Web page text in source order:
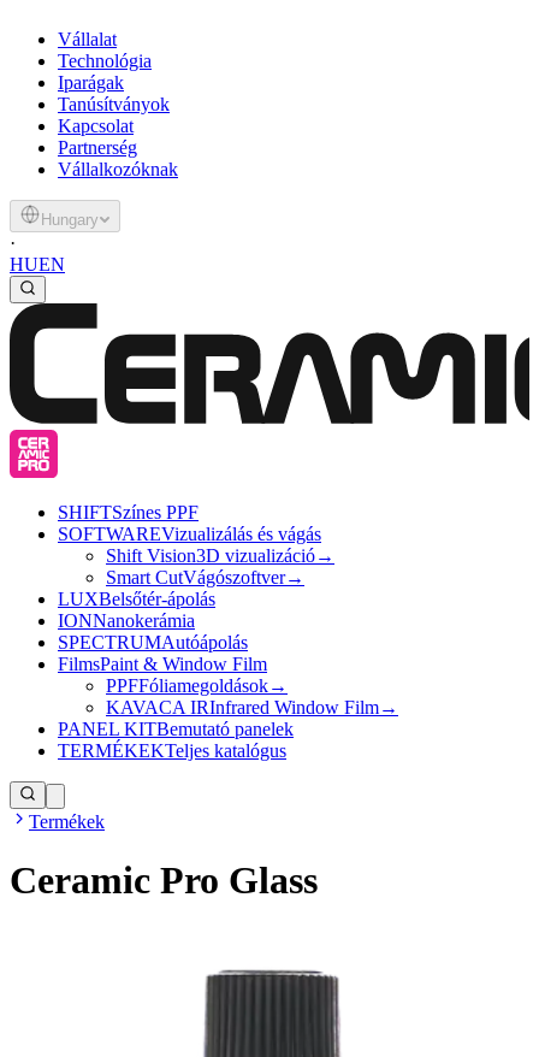
Vállalat
Technológia
Iparágak
Tanúsítványok
Kapcsolat
Partnerség
Vállalkozóknak
Hungary
·
HUEN
SHIFTSzínes PPF
SOFTWAREVizualizálás és vágás
Shift Vision3D vizualizáció→
Smart CutVágószoftver→
LUXBelsőtér-ápolás
IONNanokerámia
SPECTRUMAutóápolás
FilmsPaint & Window Film
PPFFóliamegoldások→
KAVACA IRInfrared Window Film→
PANEL KITBemutató panelek
TERMÉKEKTeljes katalógus
Termékek
Ceramic Pro Glass